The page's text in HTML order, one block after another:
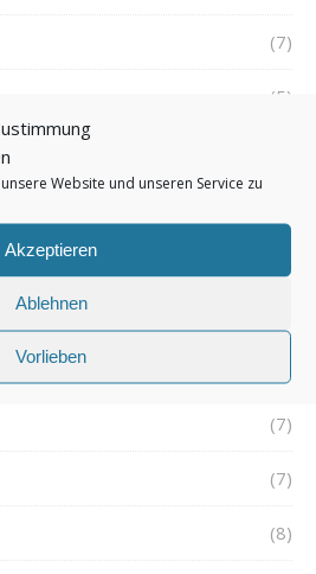
Website und unseren Service zu
Akzeptieren
Ablehnen
Vorlieben
(7)
(5)
(7)
(7)
(8)